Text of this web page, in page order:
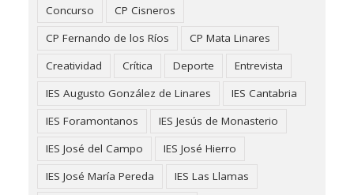
Concurso
CP Cisneros
CP Fernando de los Ríos
CP Mata Linares
Creatividad
Crítica Deporte
Entrevista
IES Augusto González de Linares
IES Cantabria
IES Foramontanos
IES Jesús de Monasterio
IES José del Campo
IES José Hierro
IES José María Pereda
IES Las Llamas